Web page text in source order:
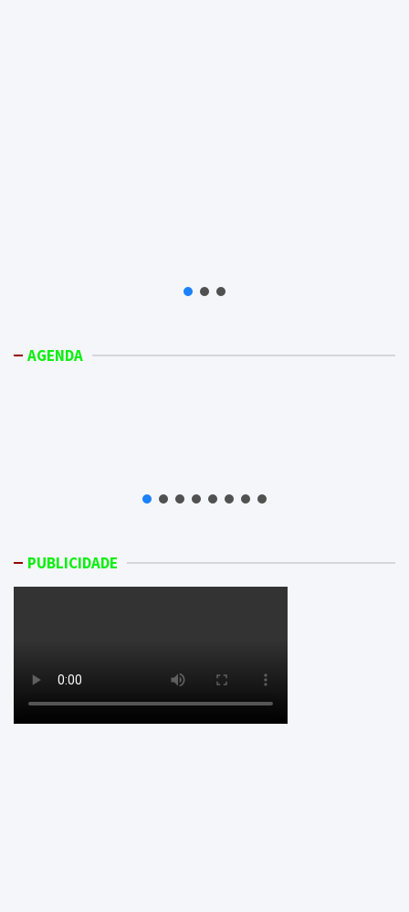
AGENDA
PUBLICIDADE